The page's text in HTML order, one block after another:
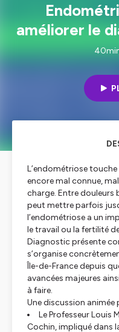
améliorer le
en
L’endométriose
encore mal connue,
charge. Entre douleurs
peut mettre parfois
l’endométriose a un
le travail ou la fertilité
Diagnostic présente
s’organise
Île-de-France depuis
avancées majeures
à faire.
Une discussion animée
Le Professeur Louis
Cochin, impliqué dans